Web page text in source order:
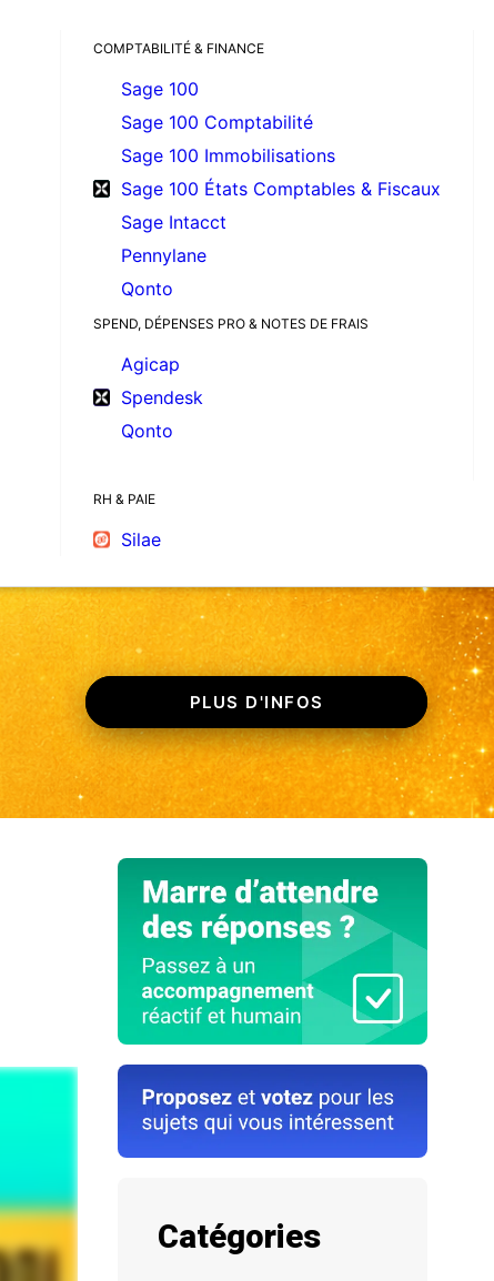
COMPTABILITÉ & FINANCE
Sage 100
Sage 100 Comptabilité
Sage 100 Immobilisations
Sage 100 États Comptables & Fiscaux
Sage Intacct
Pennylane
Qonto
SPEND, DÉPENSES PRO & NOTES DE FRAIS
Agicap
Spendesk
Qonto
RH & PAIE
Silae
PLUS D'INFOS
Catégories